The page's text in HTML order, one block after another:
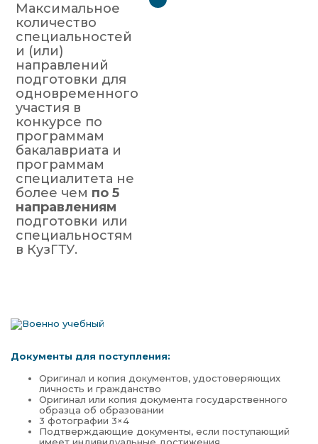
Максимальное
количество
специальностей
и (или)
направлений
подготовки для
одновременного
участия в
конкурсе по
программам
бакалавриата и
программам
специалитета не
более чем по 5
направлениям
подготовки или
специальностям
в КузГТУ.
Документы для поступления:
Оригинал и копия документов, удостоверяющих
личность и гражданство
Оригинал или копия документа государственного
образца об образовании
3 фотографии 3×4
Подтверждающие документы, если поступающий
имеет индивидуальные достижения